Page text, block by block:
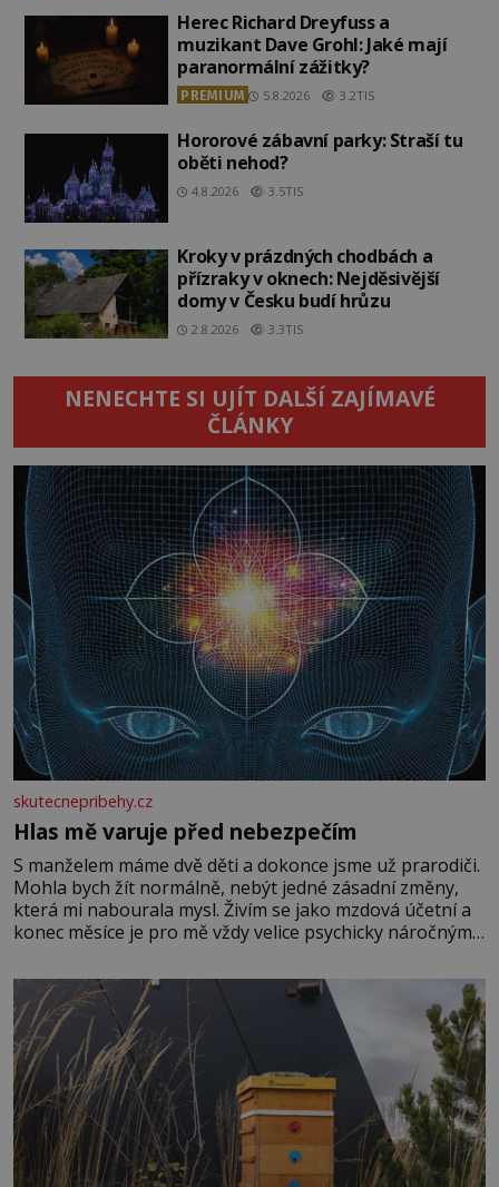
Herec Richard Dreyfuss a
muzikant Dave Grohl: Jaké mají
paranormální zážitky?
PREMIUM 5.8.2026 3.2TIS
Hororové zábavní parky: Straší tu
oběti nehod?
4.8.2026 3.5TIS
Kroky v prázdných chodbách a
přízraky v oknech: Nejděsivější
domy v Česku budí hrůzu
2.8.2026 3.3TIS
NENECHTE SI UJÍT DALŠÍ ZAJÍMAVÉ
ČLÁNKY
skutecnepribehy.cz
Hlas mě varuje před nebezpečím
S manželem máme dvě děti a dokonce jsme už prarodiči.
Mohla bych žít normálně, nebýt jedné zásadní změny,
která mi nabourala mysl. Živím se jako mzdová účetní a
konec měsíce je pro mě vždy velice psychicky náročným
dál častěji volá o pomoc, co se hlídání týče. Dalo by se